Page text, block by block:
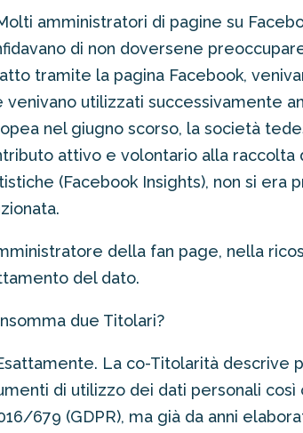
amministratori di pagine su
di non doversene
tramite la pagina Facebook,
venivano utilizzati successivamente
nel giugno scorso, la società
attivo e volontario alla raccolta
(Facebook Insights), non si
della fan page, nella
del dato.
due Titolari?
La co-Titolarità descrive
di utilizzo dei dati personali
679 (GDPR), ma già da anni